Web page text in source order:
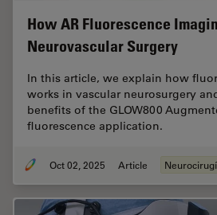
How AR Fluorescence
Neurovascular Surgery
In this article, we explain how
works in vascular neurosurgery
benefits of the GLOW800
fluorescence application.
Oct 02, 2025 Article